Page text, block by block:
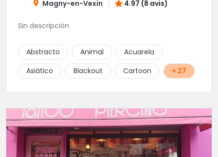
Magny-en-Vexin 4.97 (8 avis)
Sin descripción
Abstracto Animal
Acuarela
Asiático
Blackout Cartoon + 27